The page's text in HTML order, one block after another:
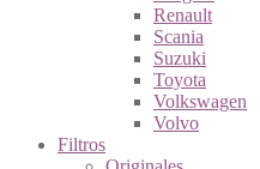
Renault
Scania
Suzuki
Toyota
Volkswagen
Volvo
Filtros